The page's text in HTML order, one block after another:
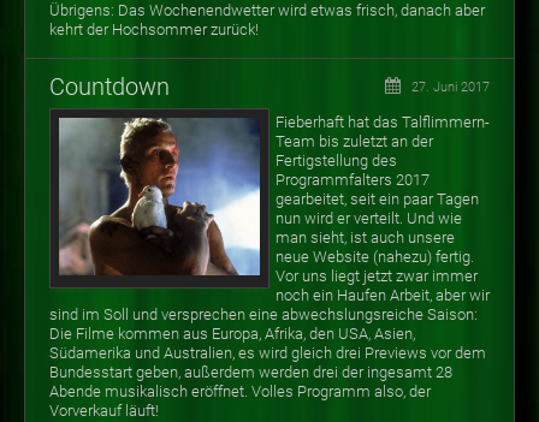
Übrigens: Das Wochenendwetter wird etwas frisch, danach aber
kehrt der Hochsommer zurück!
Countdown 27. Juni 2017
Fieberhaft hat das Talflimmern-
Team bis zuletzt an der
Fertigstellung des
Programmfalters 2017
gearbeitet, seit ein paar Tagen
nun wird er verteilt. Und wie
man sieht, ist auch unsere
neue Website (nahezu) fertig.
Vor uns liegt jetzt zwar immer
noch ein Haufen Arbeit, aber wir
sind im Soll und versprechen eine abwechslungsreiche Saison:
Die Filme kommen aus Europa, Afrika, den USA, Asien,
Südamerika und Australien, es wird gleich drei Previews vor dem
Bundesstart geben, außerdem werden drei der ingesamt 28
Abende musikalisch eröffnet. Volles Programm also, der
Vorverkauf läuft!